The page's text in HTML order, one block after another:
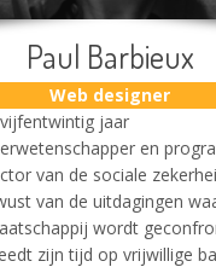
Paul Barbieux
Web designer
jaar
en
van de sociale
van de uitdagingen
wordt
zijn tijd op vrijwillige